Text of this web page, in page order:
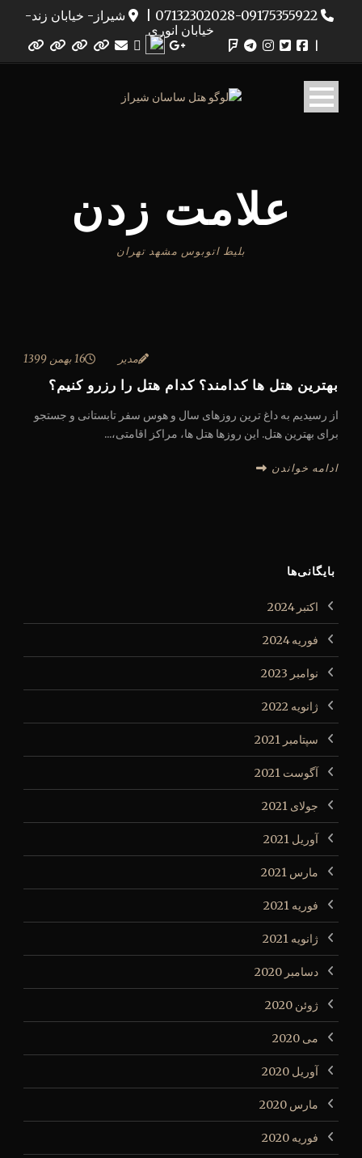
07132302028-09175355922
شیراز- خیابان زند-
خیابان انوری
علامت زدن
بلیط اتوبوس مشهد تهران
16 بهمن 1399 مدیر
بهترین هتل ها کدامند؟ کدام هتل را رزرو کنیم؟
از رسیدیم به داغ ترین روزهای سال و هوس سفر تابستانی و جستجو
برای بهترین هتل. این روزها هتل ها، مراکز اقامتی،...
ادامه خواندن
بایگانی‌ها
اکتبر 2024
فوریه 2024
نوامبر 2023
ژانویه 2022
سپتامبر 2021
آگوست 2021
جولای 2021
آوریل 2021
مارس 2021
فوریه 2021
ژانویه 2021
دسامبر 2020
ژوئن 2020
می 2020
آوریل 2020
مارس 2020
فوریه 2020